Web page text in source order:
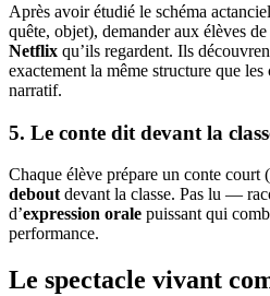
Après avoir étudié le schéma
quête, objet), demander aux élèves de
Netflix qu’ils regardent. Ils
exactement la même structure que
narratif.
5. Le conte dit devant la
Chaque élève prépare un conte court
debout devant la classe. Pas lu —
d’expression orale puissant qui
performance.
Le spectacle vivant